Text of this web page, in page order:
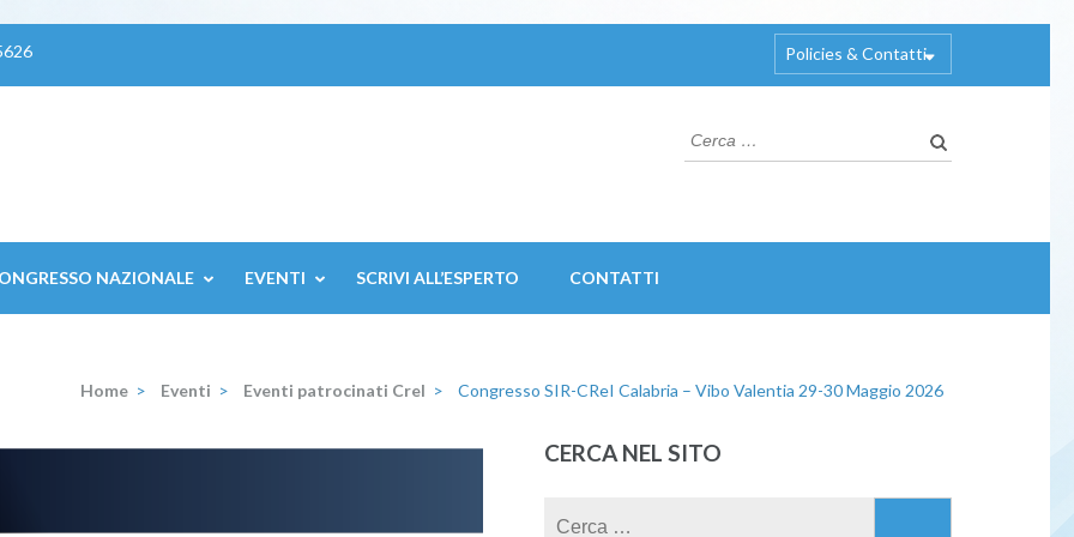
Policies & Contatti
Ricerca
per:
NAZIONALE EVENTI SCRIVI ALL’ESPERTO CONTATTI
Home > Eventi > Eventi patrocinati CreI > Congresso SIR-CReI Calabria – Vibo Valentia 29-30 Maggio 2026
CERCA NEL SITO